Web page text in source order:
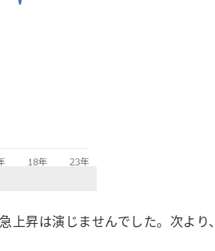
昇は演じませんでした。次より